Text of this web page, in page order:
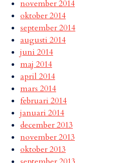
november 2014
oktober 2014
september 2014
augusti 2014
juni 2014
maj 2014
april 2014
mars 2014
februari 2014
januari 2014
december 2013
november 2013
oktober 2013